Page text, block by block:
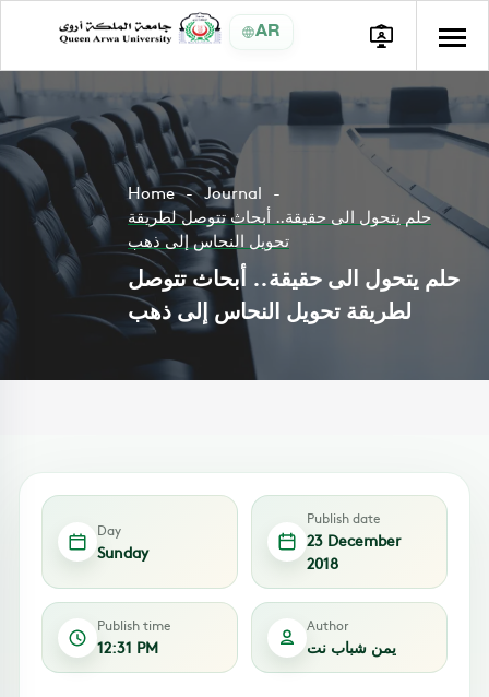
AR
Home
Journal
حلم يتحول الى حقيقة.. أبحاث تتوصل لطريقة
تحويل النحاس إلى ذهب
حلم يتحول الى حقيقة.. أبحاث تتوصل
لطريقة تحويل النحاس إلى ذهب
Day
Sunday
Publish date
23 December
2018
Publish time
12:31 PM
Author
يمن شباب نت